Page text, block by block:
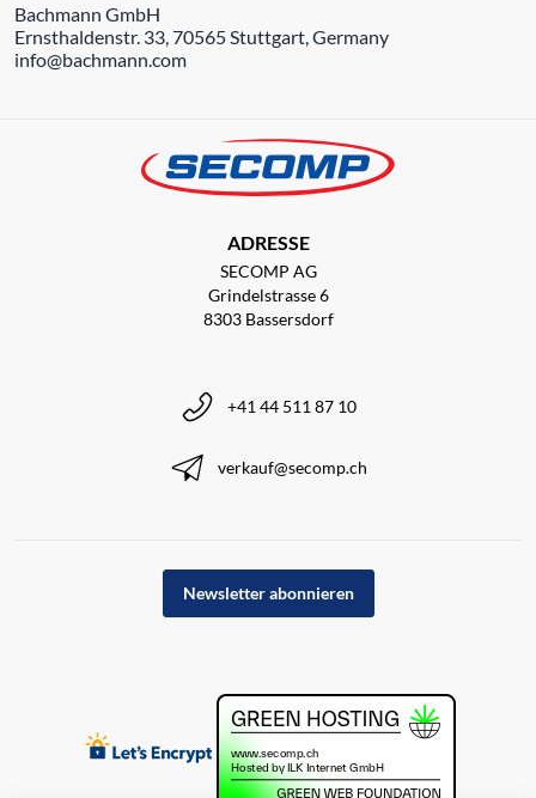
Bachmann GmbH
Ernsthaldenstr. 33, 70565 Stuttgart, Germany
info@bachmann.com
ADRESSE
SECOMP AG
Grindelstrasse 6
8303 Bassersdorf
+41 44 511 87 10
verkauf@secomp.ch
Newsletter abonnieren